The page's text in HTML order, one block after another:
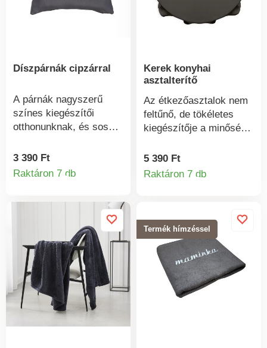
Díszpárnák cipzárral
A párnák nagyszerű
színes kiegészítői
otthonunknak, és sosem
megfelelnek pihenéshez,
vagy akár alváshoz is.
3 390 Ft
Raktáron 7 dbTermékinformációk
Kerek konyhai
asztalterítő
Az étkezőasztalok nem
feltűnő, de tökéletes
kiegészítője a minőségi
mesterien képes
varázsolni a szoba
szín közül.
Anyagminőség 100%
poliészter. Méretek: 180
cm átmérőjű.
5 390 Ft
Raktáron 7 db
Termék hímzéssel